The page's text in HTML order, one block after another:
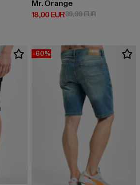
39,99 EUR
Mr. Orange
18,00 EUR
Derzeitiger Preis: 18,00 EUR
39,99 EURAktionspreis:
-60%